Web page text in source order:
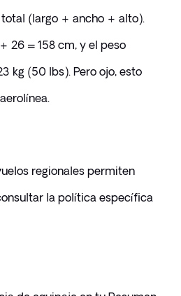
(largo + ancho + alto).
26 = 158 cm, y el peso
kg (50 lbs). Pero ojo, esto
regionales permiten
la política específica